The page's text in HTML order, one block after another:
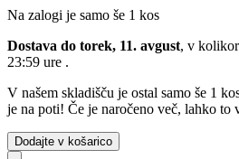
Na zalogi je samo še 1 kos
Dostava do torek, 11. avgust, v
23:59 ure .
V našem skladišču je ostal samo še 1
je na poti! Če je naročeno več, lahko to
Dodajte v košarico